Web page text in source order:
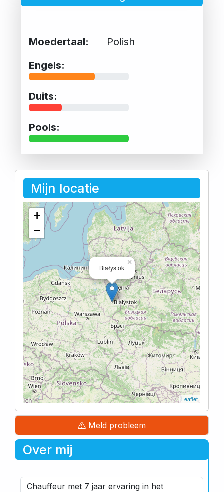
Moedertaal:
Polish
Engels:
Duits:
Pools:
Mijn locatie
Białystok
×
+
−
Leaflet
Meld probleem
Over mij
Chauffeur met 7 jaar ervaring in het